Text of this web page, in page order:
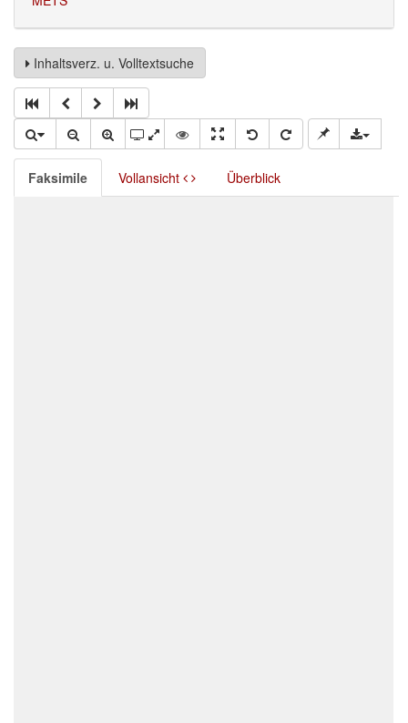
Inhaltsverz. u. Volltextsuche
Faksimile Vollansicht Überblick